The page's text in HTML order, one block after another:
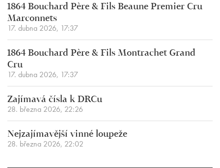
1864 Bouchard Père & Fils Beaune Premier Cru
Marconnets
17. dubna 2026, 17:37
1864 Bouchard Père & Fils Montrachet Grand
Cru
17. dubna 2026, 17:37
Zajímavá čísla k DRCu
28. března 2026, 22:26
Nejzajímavější vinné loupeže
28. března 2026, 22:02